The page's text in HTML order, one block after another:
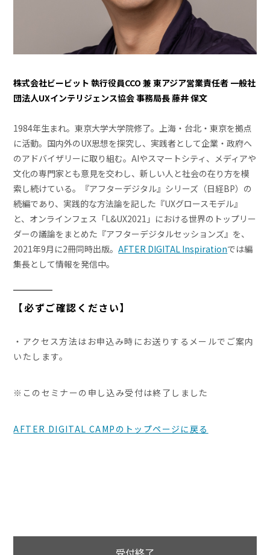
株式会社ビービット 執行役員CCO 兼 東アジア営業責任者 一般社
団法人UXインテリジェンス協会 事務局長 藤井 保文
1984年生まれ。東京大学大学院修了。上海・台北・東京を拠点
に活動。国内外のUX思想を探究し、実践者として企業・政府へ
のアドバイザリーに取り組む。AIやスマートシティ、メディアや
文化の専門家とも意見を交わし、新しい人と社会の在り方を模
索し続けている。『アフターデジタル』シリーズ（日経BP）の
続編であり、実践的な方法論を記した『UXグロースモデル』
と、オンラインフェス「L&UX2021」における世界のトップリー
ダーの議論をまとめた『アフターデジタルセッションズ』を、
2021年9月に2冊同時出版。AFTER DIGITAL Inspirationでは編
集長として情報を発信中。
【必ずご確認ください】
・アクセス方法はお申込み時にお送りするメールでご案内
いたします。
※このセミナーの申し込み受付は終了しました
AFTER DIGITAL CAMPのトップページに戻る